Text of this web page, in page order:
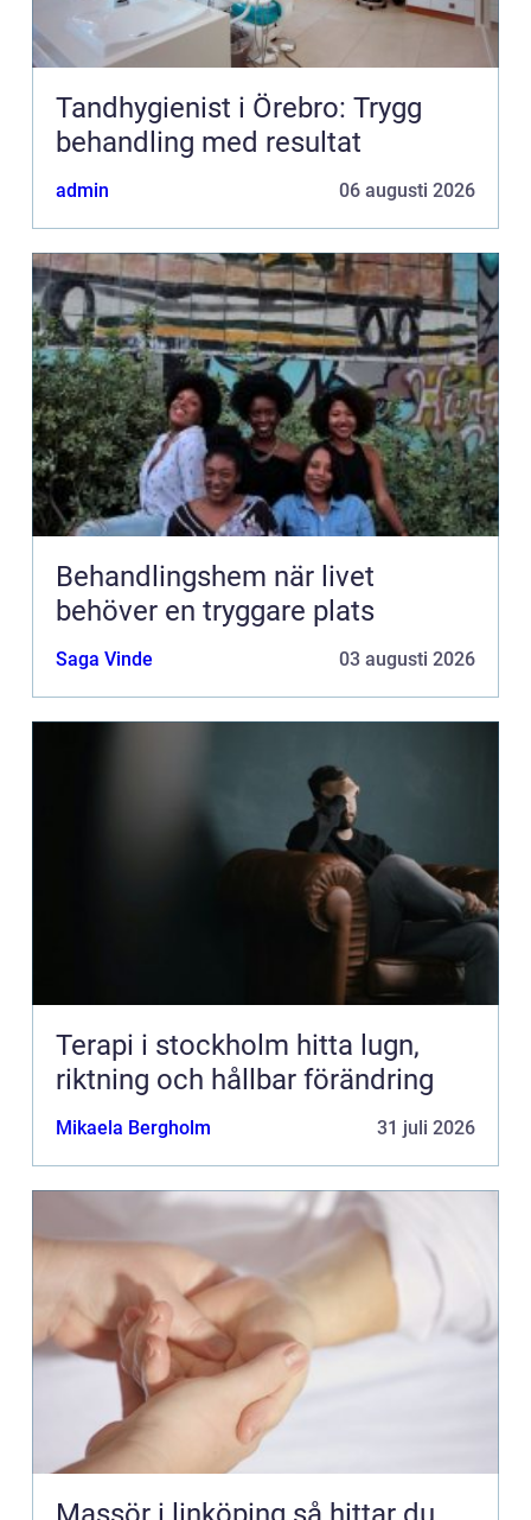
Tandhygienist i Örebro: Trygg
behandling med resultat
admin 06 augusti 2026
Behandlingshem när livet
behöver en tryggare plats
Saga Vinde 03 augusti 2026
Terapi i stockholm hitta lugn,
riktning och hållbar förändring
Mikaela Bergholm 31 juli 2026